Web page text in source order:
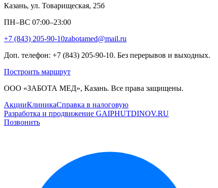
Казань, ул. Товарищеская, 25б
ПН–ВС 07:00–23:00
+7 (843) 205-90-10zabotamed@mail.ru
Доп. телефон: +7 (843) 205-90-10. Без перерывов и выходных.
Построить маршрут
ООО «ЗАБОТА МЕД», Казань. Все права защищены.
АкцииКлиникаСправка в налоговую
Разработка и продвижение GAIPHUTDINOV.RU
Позвонить